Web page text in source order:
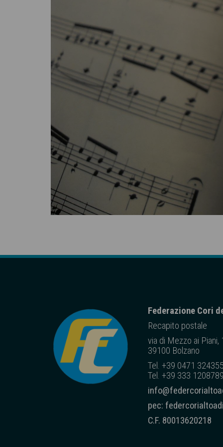
Federazione Cori
Recapito postale
via di Mezzo ai Piani,
39100 Bolzano
Tel. +39 0471
Tel. +39 333
pec:
C.F. 80013620218